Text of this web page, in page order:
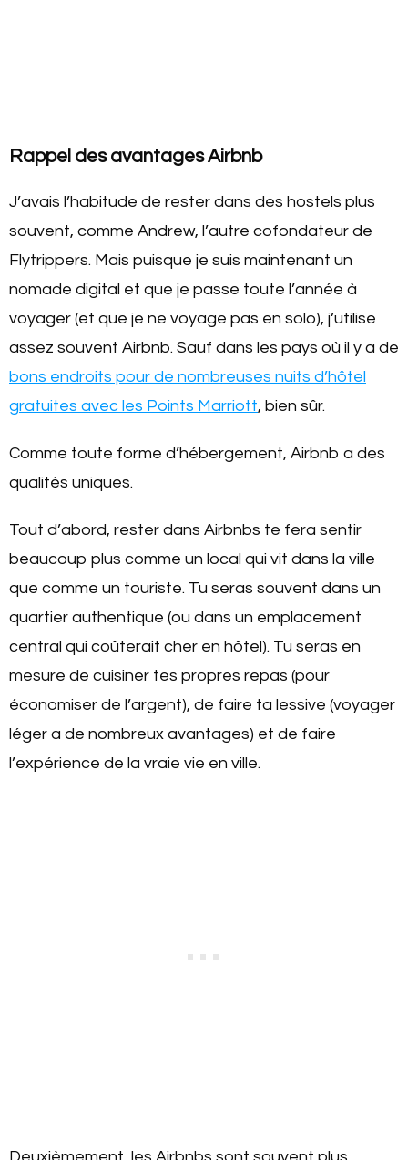
Rappel des avantages Airbnb
J’avais l’habitude de rester dans des hostels plus
souvent, comme Andrew, l’autre cofondateur de
Flytrippers. Mais puisque je suis maintenant un
nomade digital et que je passe toute l’année à
voyager (et que je ne voyage pas en solo), j’utilise
assez souvent Airbnb. Sauf dans les pays où il y a de
bons endroits pour de nombreuses nuits d’hôtel
gratuites avec les Points Marriott, bien sûr.
Comme toute forme d’hébergement, Airbnb a des
qualités uniques.
Tout d’abord, rester dans Airbnbs te fera sentir
beaucoup plus comme un local qui vit dans la ville
que comme un touriste. Tu seras souvent dans un
quartier authentique (ou dans un emplacement
central qui coûterait cher en hôtel). Tu seras en
mesure de cuisiner tes propres repas (pour
économiser de l’argent), de faire ta lessive (voyager
léger a de nombreux avantages) et de faire
l’expérience de la vraie vie en ville.